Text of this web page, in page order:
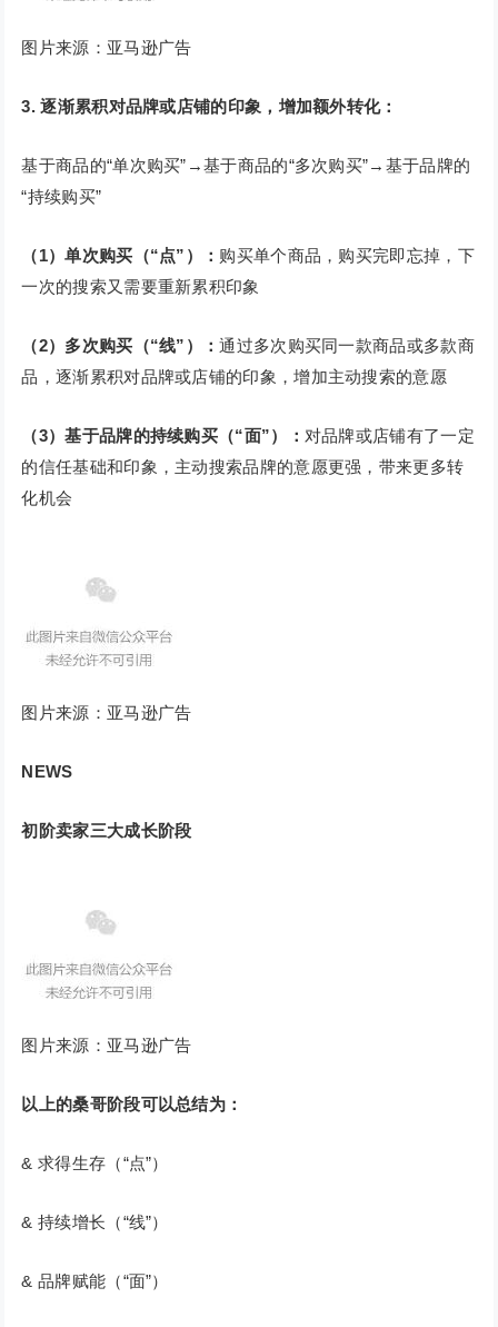
图片来源：亚马逊广告
3. 逐渐累积对品牌或店铺的印象，增加额外转化：
基于商品的“单次购买”→基于商品的“多次购买”→基于品牌的
“持续购买”
（1）单次购买（“点”）： 购买单个商品，购买完即忘掉，下
一次的搜索又需要重新累积印象
（2）多次购买（“线”）：通过多次购买同一款商品或多款商
品，逐渐累积对品牌或店铺的印象，增加主动搜索的意愿
（3）基于品牌的持续购买（“面”）： 对品牌或店铺有了一定
的信任基础和印象，主动搜索品牌的意愿更强，带来更多转
化机会
图片来源：亚马逊广告
NEWS
初阶卖家三大成长阶段
图片来源：亚马逊广告
以上的桑哥阶段可以总结为：
& 求得生存（“点”）
& 持续增长（“线”）
& 品牌赋能（“面”）